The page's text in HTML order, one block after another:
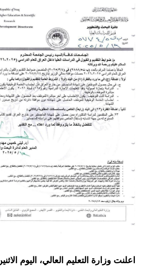
المدارس
اخبار
نتائج
المرحلة
المرحلة
المرحلة
اسئلة
المرحلة
المرحلة
المرحلة
اعلنت وزارة التعليم العالي، اليوم